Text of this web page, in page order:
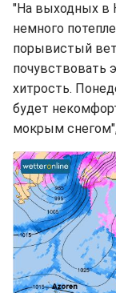
"На выходных в
немного
порывистый
почувствовать
хитрость.
будет
мокрым